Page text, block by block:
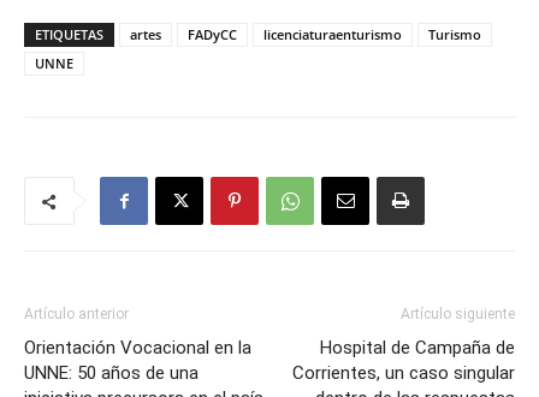
ETIQUETAS artes FADyCC licenciaturaenturismo
Turismo
UNNE
Artículo anterior
Orientación Vocacional en la
UNNE: 50 años de una
Artículo siguiente
Hospital de Campaña de
Corrientes, un caso singular